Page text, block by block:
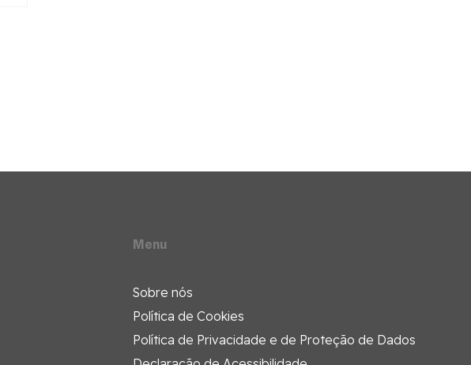
Menu
Sobre nós
Política de Cookies
Política de Privacidade e de Proteção de Dados